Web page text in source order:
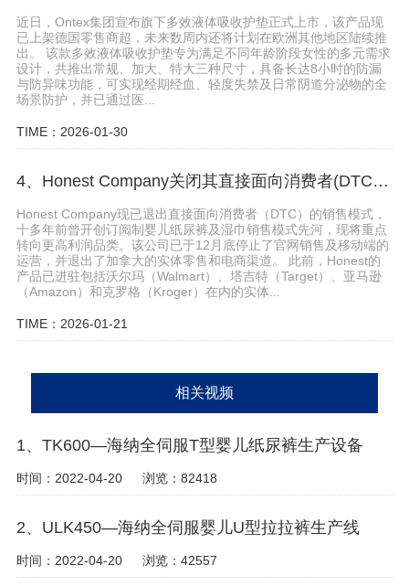
近日，Ontex集团宣布旗下多效液体吸收护垫正式上市，该产品现
已上架德国零售商超，未来数周内还将计划在欧洲其他地区陆续推
出。 该款多效液体吸收护垫专为满足不同年龄阶段女性的多元需求
设计，共推出常规、加大、特大三种尺寸，具备长达8小时的防漏
与防异味功能，可实现经期经血、轻度失禁及日常阴道分泌物的全
场景防护，并已通过医...
TIME：2026-01-30
4、Honest Company关闭其直接面向消费者(DTC)的销售业务
Honest Company现已退出直接面向消费者（DTC）的销售模式，
十多年前曾开创订阅制婴儿纸尿裤及湿巾销售模式先河，现将重点
转向更高利润品类。该公司已于12月底停止了官网销售及移动端的
运营，并退出了加拿大的实体零售和电商渠道。 此前，Honest的
产品已进驻包括沃尔玛（Walmart）、塔吉特（Target）、亚马逊
（Amazon）和克罗格（Kroger）在内的实体...
TIME：2026-01-21
相关视频
1、TK600—海纳全伺服T型婴儿纸尿裤生产设备
时间：2022-04-20 浏览：82418
2、ULK450—海纳全伺服婴儿U型拉拉裤生产线
时间：2022-04-20 浏览：42557